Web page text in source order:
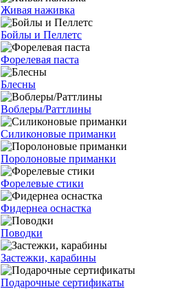
Живая наживка
Бойлы и Пеллетс
Форелевая паста
Блесны
Воблеры/Раттлины
Силиконовые приманки
Поролоновые приманки
Форелевые стики
Фидернеа оснастка
Поводки
Застежки, карабины
Подарочные сертификаты